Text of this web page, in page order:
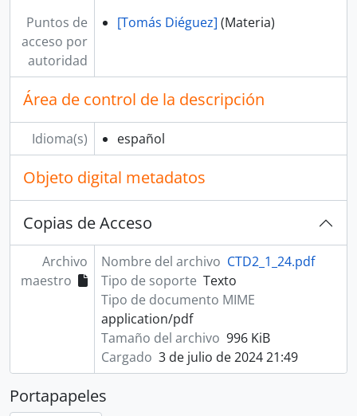
Puntos de
acceso por
autoridad
[Tomás Diéguez] (Materia)
Área de control de la descripción
Idioma(s) español
Objeto digital metadatos
Copias de Acceso
Archivo
maestro
Nombre del archivo CTD2_1_24.pdf
Tipo de soporte Texto
Tipo de documento MIME
application/pdf
Tamaño del archivo 996 KiB
Cargado 3 de julio de 2024 21:49
Portapapeles